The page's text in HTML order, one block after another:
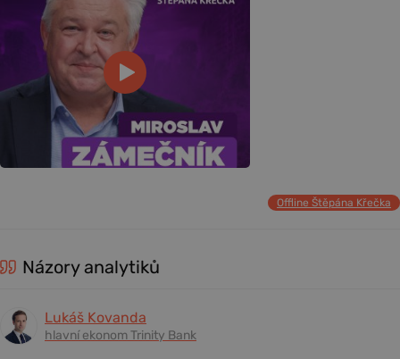
Offline Štěpána Křečka
Názory analytiků
Lukáš Kovanda
hlavní ekonom Trinity Bank